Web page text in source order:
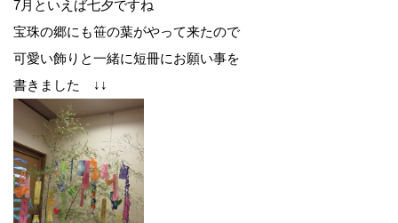
7月といえば七夕ですね
宝珠の郷にも笹の葉がやって来たので
可愛い飾りと一緒に短冊にお願い事を
書きました ↓↓